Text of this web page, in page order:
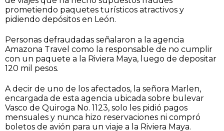
prometiendo paquetes turísticos atractivos y
pidiendo depósitos en León.
Personas defraudadas señalaron a la agencia
Amazona Travel como la responsable de no cumplir
con un paquete a la Riviera Maya, luego de depositar
120 mil pesos.
A decir de uno de los afectados, la señora Marlen,
encargada de esta agencia ubicada sobre bulevar
Vasco de Quiroga No. 1123, solo les pidió pagos
mensuales y nunca hizo reservaciones ni compró
boletos de avión para un viaje a la Riviera Maya.